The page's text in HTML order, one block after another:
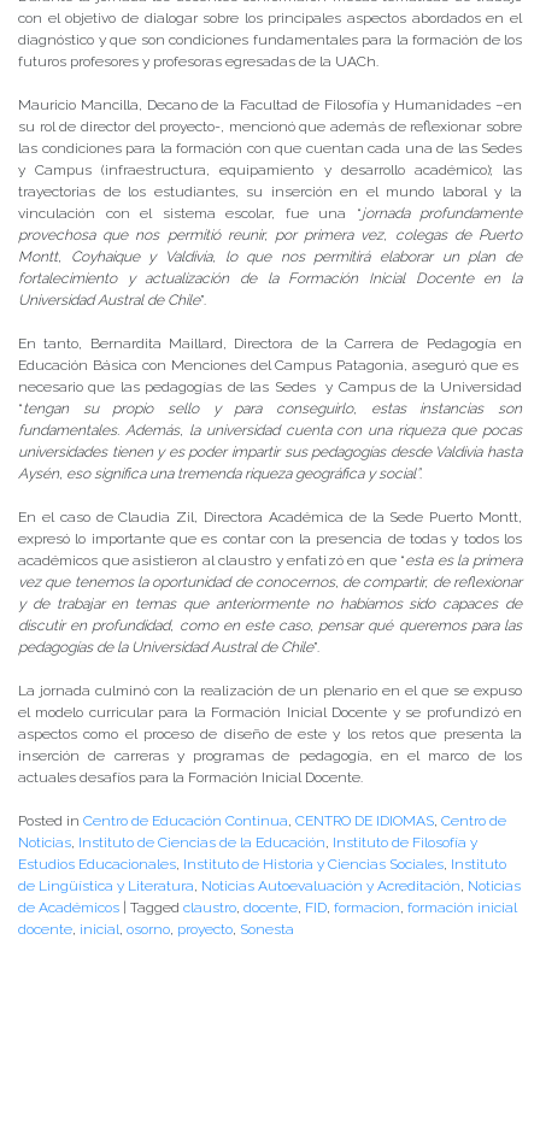
con el objetivo de dialogar sobre los principales aspectos abordados en el
diagnóstico y que son condiciones fundamentales para la formación de los
futuros profesores y profesoras egresadas de la UACh.
Mauricio Mancilla, Decano de la Facultad de Filosofía y Humanidades –en
su rol de director del proyecto-, mencionó que además de reflexionar sobre
las condiciones para la formación con que cuentan cada una de las Sedes
y Campus (infraestructura, equipamiento y desarrollo académico); las
trayectorias de los estudiantes, su inserción en el mundo laboral y la
vinculación con el sistema escolar, fue una “jornada profundamente
provechosa que nos permitió reunir, por primera vez, colegas de Puerto
Montt, Coyhaique y Valdivia, loque nos permitirá elaborar un plan de
fortalecimiento y actualización de la Formación Inicial Docente en la
Universidad Austral de Chile”.
En tanto, Bernardita Maillard, Directora de la Carrera de Pedagogía en
Educación Básica con Menciones del Campus Patagonia, aseguró que es
necesario que las pedagogías de las Sedes y Campus de la Universidad
“tengan su propio sello y para conseguirlo, estas instancias son
fundamentales. Además, la universidad cuenta con una riqueza que pocas
universidades tienen y es poder impartir sus pedagogías desde Valdivia hasta
Aysén, eso significa una tremenda riqueza geográfica y social”.
En el caso de Claudia Zil, Directora Académica de la Sede Puerto Montt,
expresó lo importante que es contar con la presencia de todas y todos los
académicos que asistieron al claustro y enfatizó en que “esta es la primera
vez que tenemos la oportunidad de conocernos, de compartir, de reflexionar
y de trabajar en temas que anteriormente no habíamos sido capaces de
discutir en profundidad, como en este caso, pensar qué queremos para las
pedagogías de la Universidad Austral de Chile”.
La jornada culminó con la realización de un plenario en el que se expuso
el modelo curricular para la Formación Inicial Docente y se profundizó en
aspectos como el proceso de diseño de este y los retos que presenta la
inserción de carreras y programas de pedagogía, en el marco de los
actuales desafíos para la Formación Inicial Docente.
Posted in Centro de Educación Continua, CENTRO DE IDIOMAS, Centro de
Noticias, Instituto de Ciencias de la Educación, Instituto de Filosofía y
Estudios Educacionales, Instituto de Historia y Ciencias Sociales, Instituto
de Lingüística y Literatura, Noticias Autoevaluación y Acreditación, Noticias
de Académicos
Tagged claustro, docente, FID, formacion, formación inicial
docente, inicial, osorno, proyecto, Sonesta